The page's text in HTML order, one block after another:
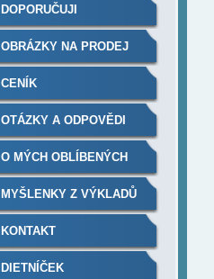
BIOPTRON
DOPORUČUJI
OBRÁZKY NA PRODEJ
CENÍK
OTÁZKY A ODPOVĚDI
O MÝCH OBLÍBENÝCH
KNIHÁCH
MYŠLENKY Z VÝKLADŮ
KONTAKT
DIETNÍČEK